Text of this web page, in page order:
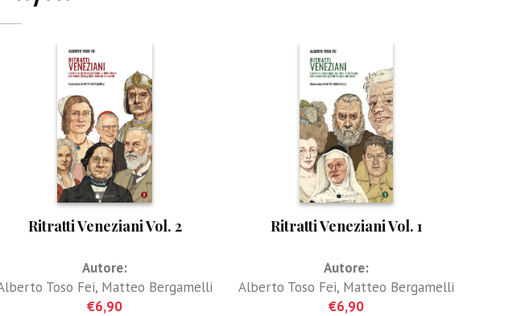
Ritratti Veneziani Vol. 2
Autore:
Toso Fei, Matteo Bergamelli
€6,90
Ritratti Veneziani Vol. 1
Autore:
Alberto Toso Fei, Matteo Bergamelli
€6,90